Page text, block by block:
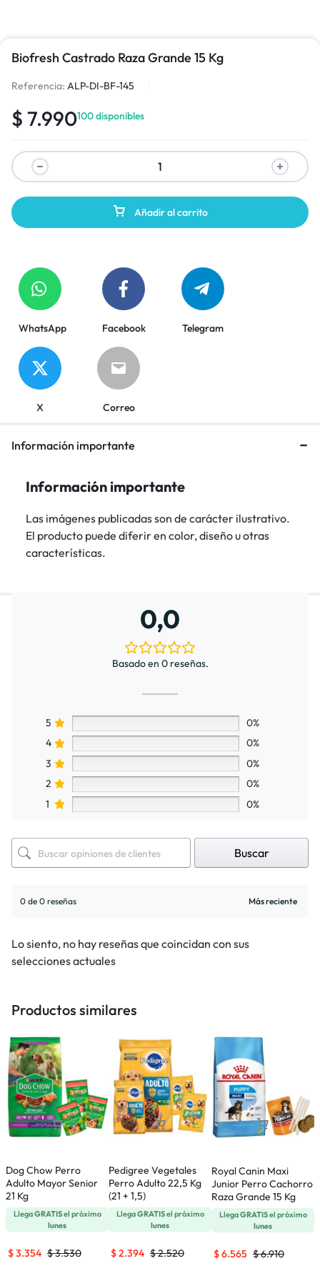
Biofresh Castrado Raza Grande 15 Kg
Referencia: ALP-DI-BF-145
$ 7.990100 disponibles
Añadir al carrito
WhatsApp Facebook Telegram
X Correo
Información importante
Información importante
Las imágenes publicadas son de carácter ilustrativo.
El producto puede diferir en color, diseño u otras
características.
0,0
Basado en 0 reseñas.
5
0%
4
0%
3
0%
2
0%
1
0%
Buscar
0 de 0 reseñas
Lo siento, no hay reseñas que coincidan con sus
selecciones actuales
Productos similares
Dog Chow Perro
Adulto Mayor Senior
21 Kg
LlegaGRATISel próximo
lunes
$3.530
$3.354
Pedigree Vegetales
Perro Adulto 22,5 Kg
(21 + 1,5)
LlegaGRATISel próximo
lunes
$2.520
$2.394
Royal Canin Maxi
Junior Perro Cachorro
Raza Grande 15 Kg
LlegaGRATISel próximo
lunes
$6.910
$6.565